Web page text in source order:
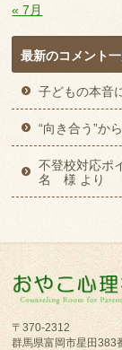
« 7月
最新のコメント
子どもの本音
“向き合う”か
不登校対応ポ
名 様 より
〒370-2312
群馬県富岡市星田383